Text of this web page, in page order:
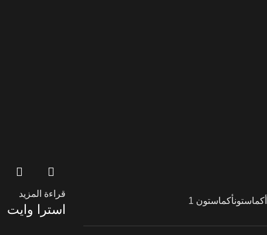
أكماستونأكماستون 1
قراءة المزيد
استرا وايت